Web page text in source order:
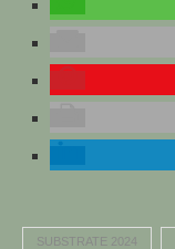
SUBSTRATE 2024